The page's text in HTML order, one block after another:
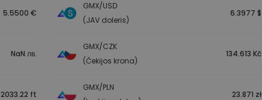
5.5500 €
GMX/USD
(JAV doleris)
6.3977 $
NaN лв.
GMX/CZK
(Čekijos krona)
134.613 Kč
2033.22 ft
GMX/PLN
23.871 zł